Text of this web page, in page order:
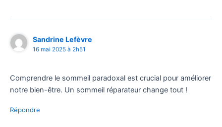
Sandrine Lefèvre
16 mai 2025 à 2h51
Comprendre le sommeil paradoxal est crucial pour améliorer
notre bien-être. Un sommeil réparateur change tout !
Répondre